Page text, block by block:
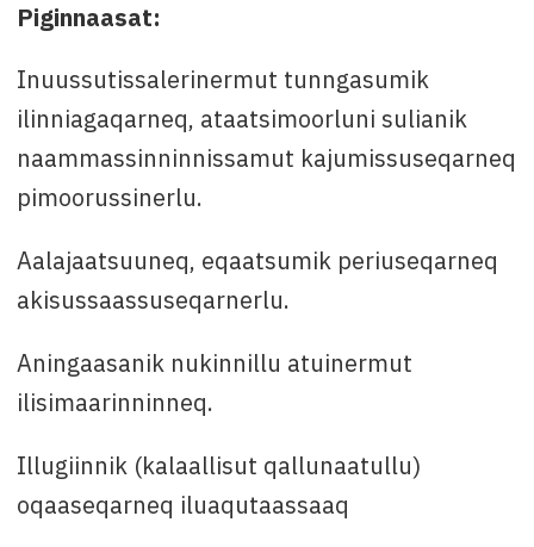
Piginnaasat:
Inuussutissalerinermut tunngasumik
ilinniagaqarneq, ataatsimoorluni sulianik
naammassinninnissamut kajumissuseqarneq
pimoorussinerlu.
Aalajaatsuuneq, eqaatsumik periuseqarneq
akisussaassuseqarnerlu.
Aningaasanik nukinnillu atuinermut
ilisimaarinninneq.
Illugiinnik (kalaallisut qallunaatullu)
oqaaseqarneq iluaqutaassaaq